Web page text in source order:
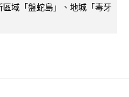
域「盤蛇島」、地城「毒牙